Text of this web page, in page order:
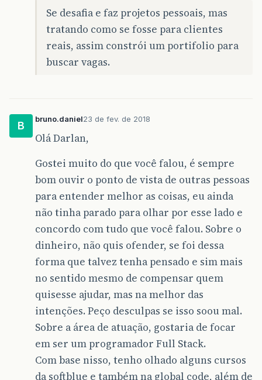
Se desafia e faz projetos pessoais, mas
tratando como se fosse para clientes
reais, assim constrói um portifolio para
buscar vagas.
B
bruno.daniel23 de fev. de 2018
Olá Darlan,
Gostei muito do que você falou, é sempre
bom ouvir o ponto de vista de outras pessoas
para entender melhor as coisas, eu ainda
não tinha parado para olhar por esse lado e
concordo com tudo que você falou. Sobre o
dinheiro, não quis ofender, se foi dessa
forma que talvez tenha pensado e sim mais
no sentido mesmo de compensar quem
quisesse ajudar, mas na melhor das
intenções. Peço desculpas se isso soou mal.
Sobre a área de atuação, gostaria de focar
em ser um programador Full Stack.
Com base nisso, tenho olhado alguns cursos
da softblue e também na global code, além de